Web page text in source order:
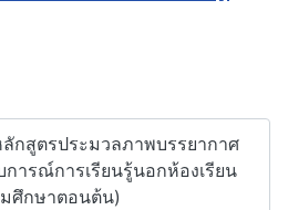
กสูตรประมวลภาพบรรยากาศ
การณ์การเรียนรู้นอกห้องเรียน
ศึกษาตอนต้น)